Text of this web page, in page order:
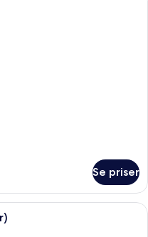
Se priser
modernt sovrum med ett stort